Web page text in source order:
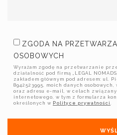
ZGODA NA
OSOBOWYCH
Wyrażam zgodę na przetwarzanie
działalność pod firmą „LEGAL
zakładem głównym pod adresem: ul.
8942523995, moich danych
oraz adresu e-mail, w celach
internetowego, w tym z formularza
określonych w Polityce prywatności .